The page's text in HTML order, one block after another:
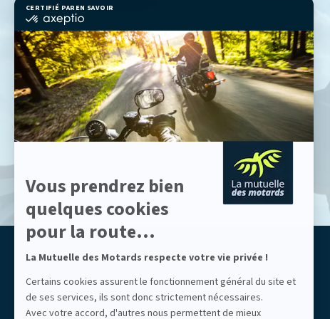
CERTIFIÉ PAR EN SAVOIR PLUS SUR
certifié
Axeptio
-
En
savoir
plus
sur
Axeptio
Vous prendrez bien
quelques cookies
pour la route...
La Mutuelle des Motards respecte votre vie privée !
Certains cookies assurent le fonctionnement général du site et
de ses services, ils sont donc strictement nécessaires.
Avec votre accord, d'autres nous permettent de mieux
ASSURONS NOTRE LIBERTÉ
Mutuelle des Motards